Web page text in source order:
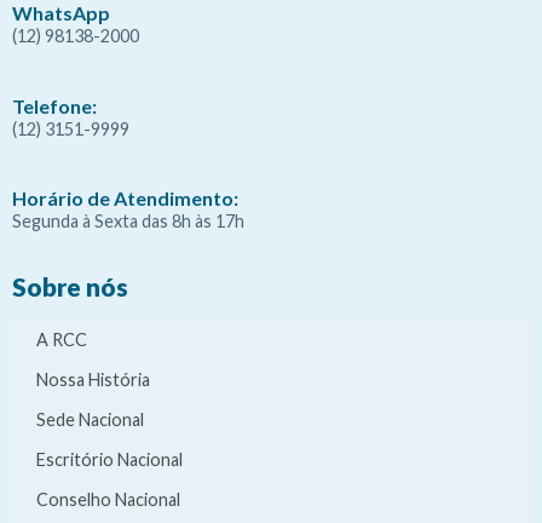
WhatsApp
(12) 98138-2000
Telefone:
(12) 3151-9999
Horário de Atendimento:
Segunda à Sexta das 8h às 17h
Sobre nós
A RCC
Nossa História
Sede Nacional
Escritório Nacional
Conselho Nacional